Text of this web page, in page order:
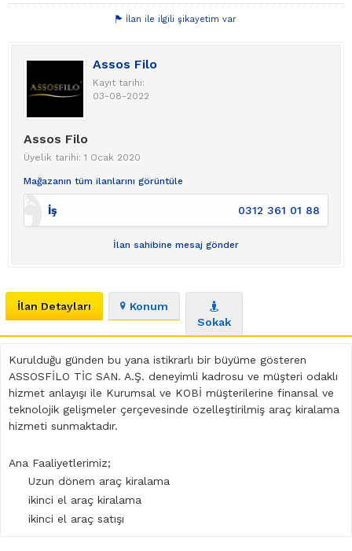
İlan ile ilgili şikayetim var
Assos Filo
Kayıt tarihi:
03-08-2022
Assos Filo
Üyelik tarihi: 1 Ocak 2020
Mağazanın tüm ilanlarını görüntüle
İş 0312 361 01 88
İlan sahibine mesaj gönder
İlan Detayları
Konum
Sokak
Kurulduğu günden bu yana istikrarlı bir büyüme gösteren
ASSOSFİLO TİC SAN. A.Ş. deneyimli kadrosu ve müşteri odaklı
hizmet anlayışı ile Kurumsal ve KOBİ müşterilerine finansal ve
teknolojik gelişmeler çerçevesinde özelleştirilmiş araç kiralama
hizmeti sunmaktadır.
Ana Faaliyetlerimiz;
Uzun dönem araç kiralama
ikinci el araç kiralama
ikinci el araç satışı